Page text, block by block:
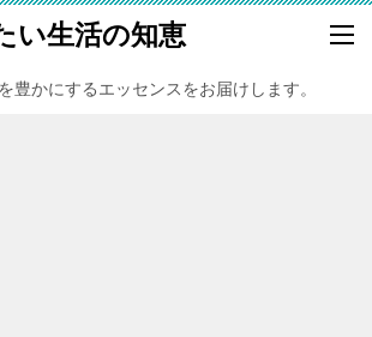
い生活の知恵
豊かにするエッセンスをお届けします。